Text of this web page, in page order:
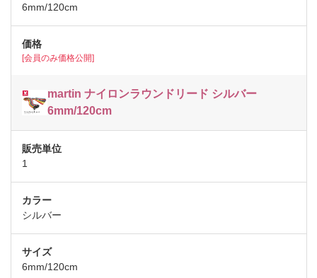
6mm/120cm
[会員のみ価格公開]
martin ナイロンラウンドリード シルバー
6mm/120cm
1
シルバー
6mm/120cm